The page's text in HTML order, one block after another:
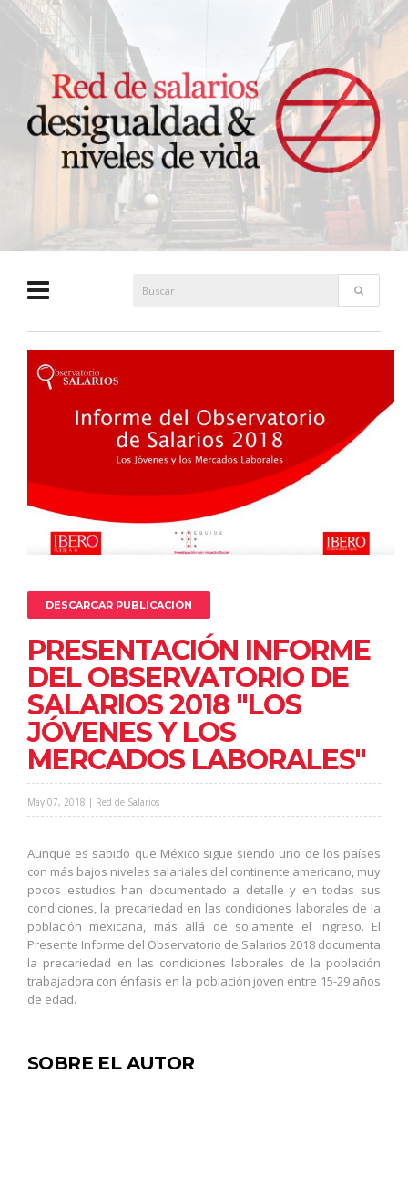
DESCARGAR PUBLICACIÓN
PRESENTACIÓN INFORME
DEL OBSERVATORIO DE
SALARIOS 2018 "LOS
JÓVENES Y LOS
MERCADOS LABORALES"
May 07, 2018 | Red de Salarios
Aunque es sabido que México sigue siendo uno de los países
con más bajos niveles salariales del continente americano, muy
pocos estudios han documentado a detalle y en todas sus
condiciones, la precariedad en las condiciones laborales de la
población mexicana, más allá de solamente el ingreso. El
Presente Informe del Observatorio de Salarios 2018 documenta
la precariedad en las condiciones laborales de la población
trabajadora con énfasis en la población joven entre 15-29 años
de edad.
SOBRE EL AUTOR